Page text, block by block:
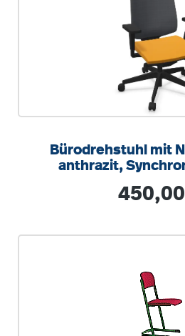
Bürodrehstuhl mit
anthrazit,
Regulärer